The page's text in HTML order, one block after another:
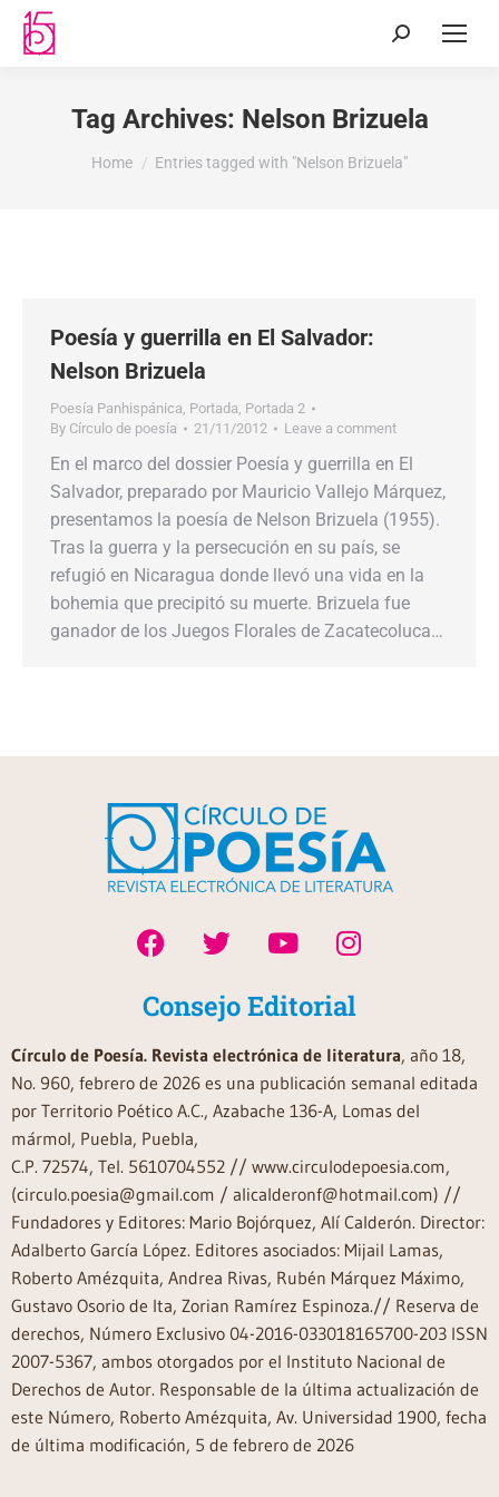
Tag Archives: Nelson Brizuela
You are here:
Home Entries tagged with "Nelson Brizuela"
Poesía y guerrilla en El Salvador:
Nelson Brizuela
Poesía Panhispánica, Portada, Portada 2
By Círculo de poesía 21/11/2012 Leave a comment
En el marco del dossier Poesía y guerrilla en El
Salvador, preparado por Mauricio Vallejo Márquez,
presentamos la poesía de Nelson Brizuela (1955).
Tras la guerra y la persecución en su país, se
refugió en Nicaragua donde llevó una vida en la
bohemia que precipitó su muerte. Brizuela fue
ganador de los Juegos Florales de Zacatecoluca…
Consejo Editorial
Círculo de Poesía. Revista electrónica de literatura, año 18,
No. 960, febrero de 2026 es una publicación semanal editada
por Territorio Poético A.C., Azabache 136-A, Lomas del
mármol, Puebla, Puebla,
C.P. 72574, Tel. 5610704552 // www.circulodepoesia.com,
(circulo.poesia@gmail.com / alicalderonf@hotmail.com) //
Fundadores y Editores: Mario Bojórquez, Alí Calderón. Director:
Adalberto García López. Editores asociados: Mijail Lamas,
Roberto Amézquita, Andrea Rivas, Rubén Márquez Máximo,
Gustavo Osorio de Ita, Zorian Ramírez Espinoza.// Reserva de
derechos, Número Exclusivo 04-2016-033018165700-203 ISSN
2007-5367, ambos otorgados por el Instituto Nacional de
Derechos de Autor. Responsable de la última actualización de
este Número, Roberto Amézquita, Av. Universidad 1900, fecha
de última modificación, 5 de febrero de 2026